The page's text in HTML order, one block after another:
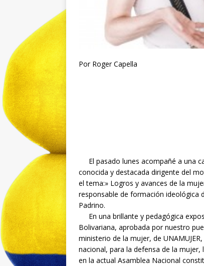
Por Roger Capella
El pasado lunes acompañé a una
conocida y destacada dirigente del
el tema:» Logros y avances de la
responsable de formación ideológica
Padrino.
En una brillante y pedagógica
Bolivariana, aprobada por nuestro
ministerio de la mujer, de
nacional, para la defensa de la
en la actual Asamblea Nacional